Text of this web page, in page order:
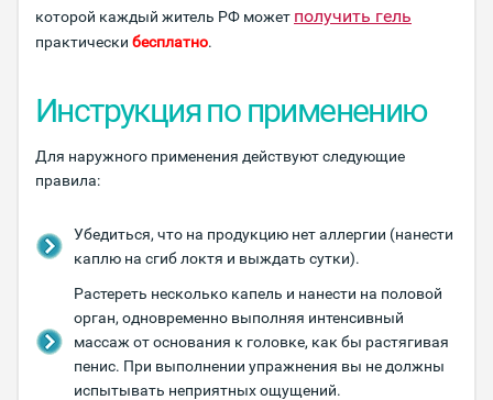
которой каждый житель РФ может получить гель
практически бесплатно.
Инструкция по применению
Для наружного применения действуют следующие
правила:
Убедиться, что на продукцию нет аллергии (нанести
каплю на сгиб локтя и выждать сутки).
Растереть несколько капель и нанести на половой
орган, одновременно выполняя интенсивный
массаж от основания к головке, как бы растягивая
пенис. При выполнении упражнения вы не должны
испытывать неприятных ощущений.